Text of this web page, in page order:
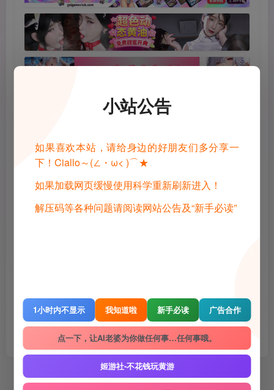
2 · 直播录播，请去汉化相关原地址查看和申请授权
3 · 转载请去原帖查看和申请授权，禁止转本站原档，请重新压制，切
勿用于商业用途！
5 · 所有言论和图片仅代表用户其自身，不代表网站立场
THE END
点赞1324 赞赏 收藏2
随机推荐
小站公告
如果喜欢本站，请给身边的好朋友们多分享一
下！Ciallo～(∠・ω< )⌒★
如果加载网页缓慢使用科学重新刷新进入！
解压码等各种问题请阅读网站公告及“新手必读”
1小时内不显示 我知道啦 新手必读 广告合作
点一下，让AI老婆为你做任何事…任何事哦。
姬游社-不花钱玩黄游